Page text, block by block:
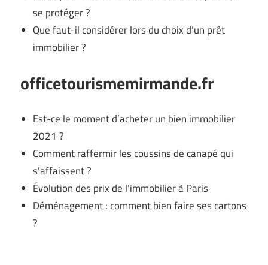
se protéger ?
Que faut-il considérer lors du choix d’un prêt
immobilier ?
officetourismemirmande.fr
Est-ce le moment d’acheter un bien immobilier
2021 ?
Comment raffermir les coussins de canapé qui
s’affaissent ?
Évolution des prix de l’immobilier à Paris
Déménagement : comment bien faire ses cartons
?